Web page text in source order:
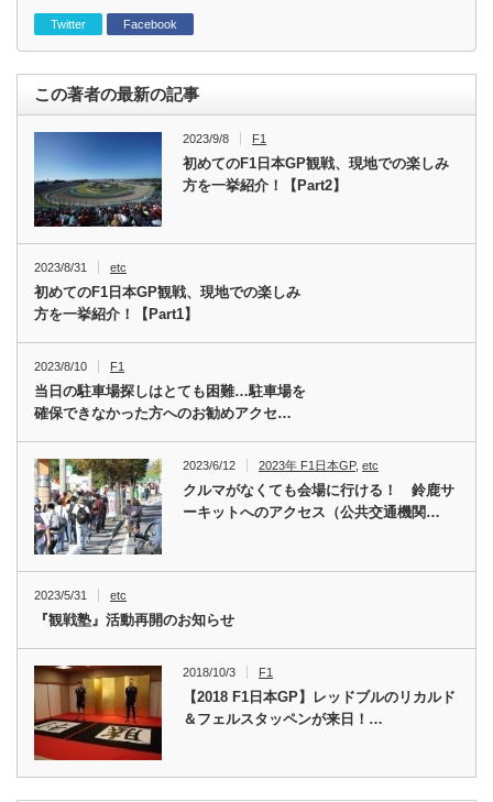
Twitter Facebook
この著者の最新の記事
2023/9/8 F1
初めてのF1日本GP観戦、現地での楽しみ
方を一挙紹介！【Part2】
2023/8/31 etc
初めてのF1日本GP観戦、現地での楽しみ
方を一挙紹介！【Part1】
2023/8/10 F1
当日の駐車場探しはとても困難…駐車場を
確保できなかった方へのお勧めアクセ…
2023/6/12 2023年 F1日本GP,etc
クルマがなくても会場に行ける！ 鈴鹿サ
ーキットへのアクセス（公共交通機関…
2023/5/31 etc
『観戦塾』活動再開のお知らせ
2018/10/3 F1
【2018 F1日本GP】レッドブルのリカルド
＆フェルスタッペンが来日！…